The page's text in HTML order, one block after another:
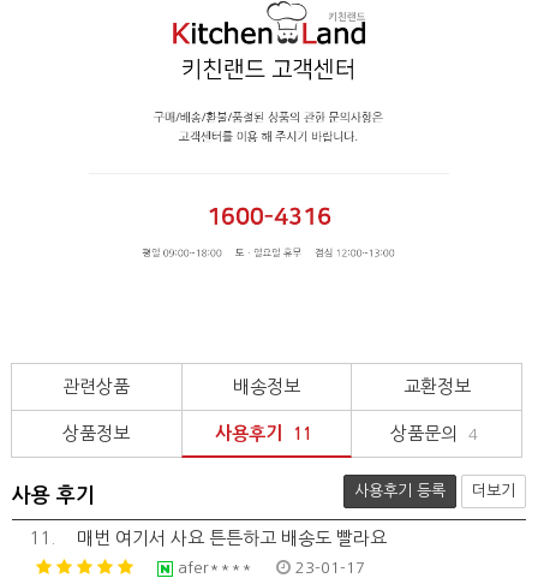
관련상품 배송정보 교환정보
상품정보 사용후기 11 상품문의 4
사용 후기 사용후기 등록 더보기
11. 매번 여기서 사요 튼튼하고 배송도 빨라요
afer**** 23-01-17